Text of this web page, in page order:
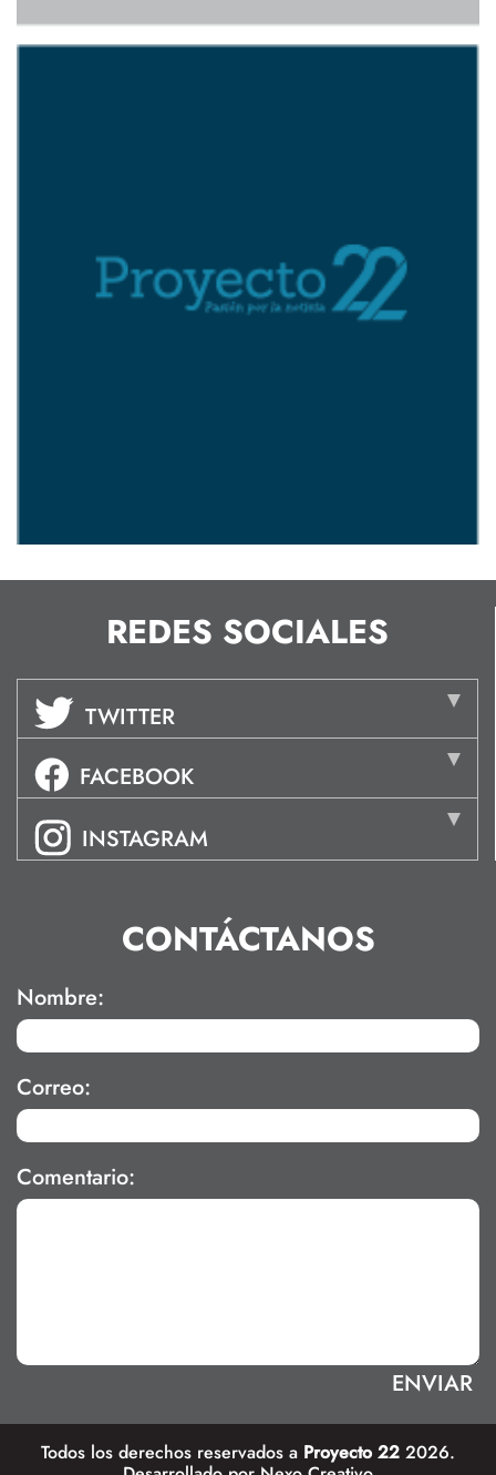
REDES SOCIALES
TWITTER
FACEBOOK
INSTAGRAM
CONTÁCTANOS
Nombre:
Correo:
Comentario:
Todos los derechos reservados a Proyecto 22 2026.